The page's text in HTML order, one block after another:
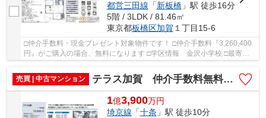
都営三田線 「新板橋」駅 徒歩16分
5階 / 3LDK / 81.46㎡
東京都板橋区加賀 １丁目15-6
□仲介手数料・現金プレゼント対象物件です！ □仲介手数料『3,260,400
円』がご購入の場合、無料になります □学区情報 金沢小学校 □最寄
売買 | 中古マンション
テラス加賀 仲介手数料無料＋70万円現金プレゼント中
1億3,900万円
埼京線 「十条 」駅 徒歩10分